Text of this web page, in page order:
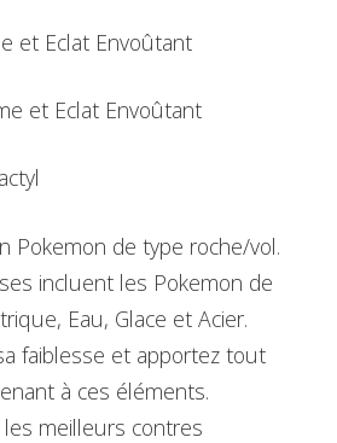
et Eclat Envoûtant
et Eclat Envoûtant
Pokemon de type roche/vol.
incluent les Pokemon de
Eau, Glace et Acier.
faiblesse et apportez tout
à ces éléments.
meilleurs contres